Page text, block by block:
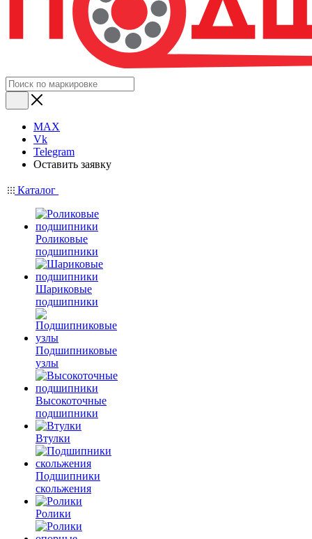
MAX
Vk
Telegram
Оставить заявку
Каталог
Роликовые
подшипники
Шариковые
подшипники
Подшипниковые
узлы
Высокоточные
подшипники
Втулки
Подшипники
скольжения
Ролики